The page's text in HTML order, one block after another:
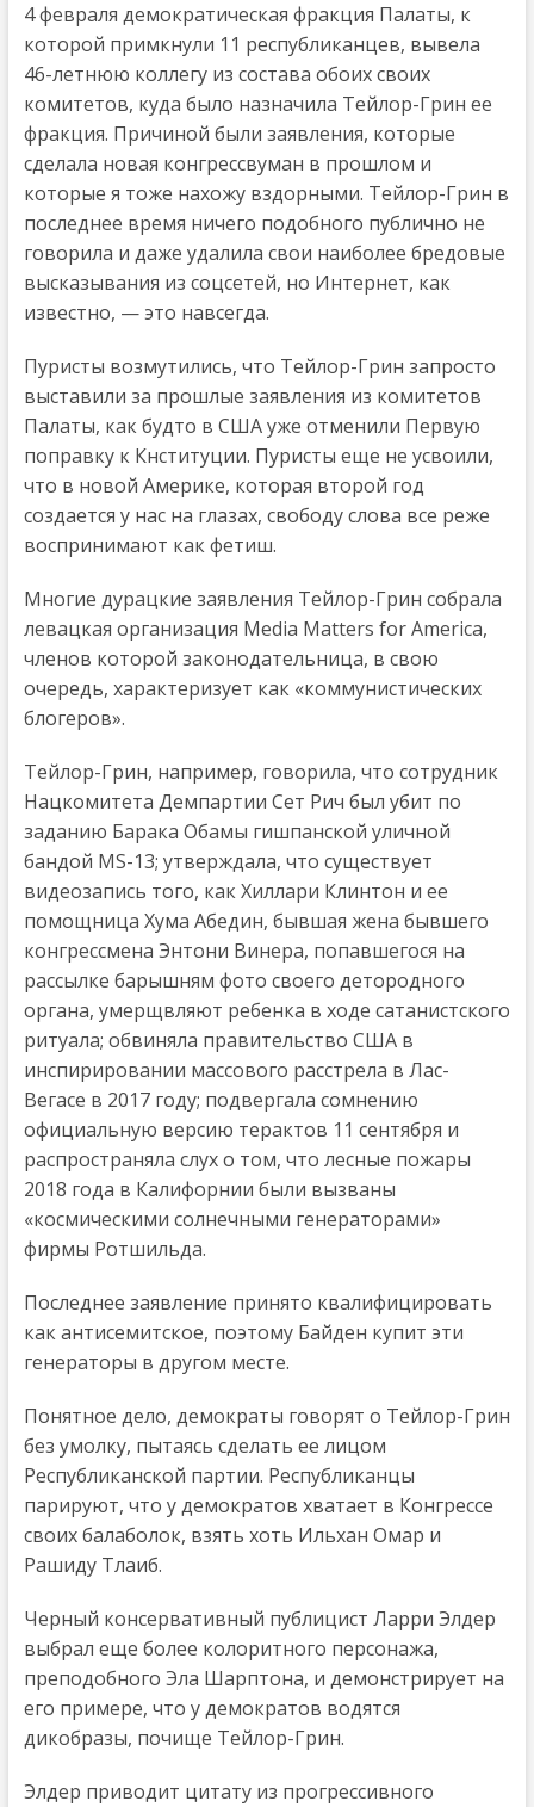
4 февраля демократическая фракция Палаты, к
которой примкнули 11 республиканцев, вывела
46-летнюю коллегу из состава обоих своих
комитетов, куда было назначила Тейлор-Грин ее
фракция. Причиной были заявления, которые
сделала новая конгрессвуман в прошлом и
которые я тоже нахожу вздорными. Тейлор-Грин в
последнее время ничего подобного публично не
говорила и даже удалила свои наиболее бредовые
высказывания из соцсетей, но Интернет, как
известно, — это навсегда.
Пуристы возмутились, что Тейлор-Грин запросто
выставили за прошлые заявления из комитетов
Палаты, как будто в США уже отменили Первую
поправку к Кнституции. Пуристы еще не усвоили,
что в новой Америке, которая второй год
создается у нас на глазах, свободу слова все реже
воспринимают как фетиш.
Многие дурацкие заявления Тейлор-Грин собрала
левацкая организация Media Matters for America,
членов которой законодательница, в свою
очередь, характеризует как «коммунистических
блогеров».
Тейлор-Грин, например, говорила, что сотрудник
Нацкомитета Демпартии Сет Рич был убит по
заданию Барака Обамы гишпанской уличной
бандой MS-13; утверждала, что существует
видеозапись того, как Хиллари Клинтон и ее
помощница Хума Абедин, бывшая жена бывшего
конгрессмена Энтони Винера, попавшегося на
рассылке барышням фото своего детородного
органа, умерщвляют ребенка в ходе сатанистского
ритуала; обвиняла правительство США в
инспирировании массового расстрела в Лас-
Вегасе в 2017 году; подвергала сомнению
официальную версию терактов 11 сентября и
распространяла слух о том, что лесные пожары
2018 года в Калифорнии были вызваны
«космическими солнечными генераторами»
фирмы Ротшильда.
Последнее заявление принято квалифицировать
как антисемитское, поэтому Байден купит эти
генераторы в другом месте.
Понятное дело, демократы говорят о Тейлор-Грин
без умолку, пытаясь сделать ее лицом
Республиканской партии. Республиканцы
парируют, что у демократов хватает в Конгрессе
своих балаболок, взять хоть Ильхан Омар и
Рашиду Тлаиб.
Черный консервативный публицист Ларри Элдер
выбрал еще более колоритного персонажа,
преподобного Эла Шарптона, и демонстрирует на
его примере, что у демократов водятся
дикобразы, почище Тейлор-Грин.
Элдер приводит цитату из прогрессивного